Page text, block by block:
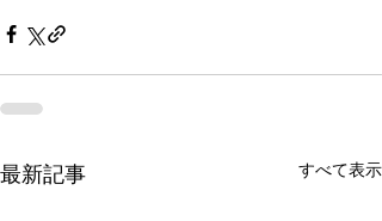
最新記事 すべて表示